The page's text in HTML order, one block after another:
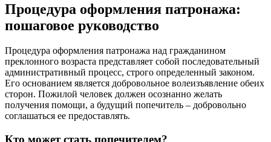
Процедура оформления патронажа:
пошаговое руководство
Процедура оформления патронажа над гражданином
преклонного возраста представляет собой последовательный
административный процесс, строго определенный законом.
Его основанием является добровольное волеизъявление обеих
сторон. Пожилой человек должен осознанно желать
получения помощи, а будущий попечитель – добровольно
соглашаться ее предоставлять.
Кто может стать попечителем?